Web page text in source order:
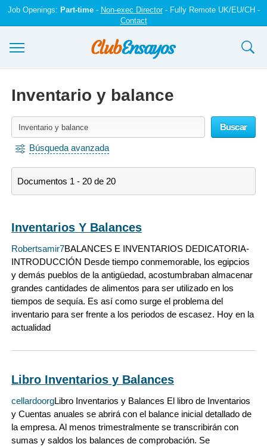
Job Openings: Part-time- Non-exec Director- Fully Remote UK/EU/CH -
Contact
Iniciar sesión
Inventario y balance
Buscar
Búsqueda avanzada
Documentos 1 - 20 de 20
Inventarios Y Balances
Robertsamir7BALANCES E INVENTARIOS DEDICATORIA-
INTRODUCCIÓN Desde tiempo conmemorable, los egipcios
y demás pueblos de la antigüedad, acostumbraban almacenar
grandes cantidades de alimentos para ser utilizado en los
tiempos de sequía. Es así como surge el problema del
inventario para ser frente a los periodos de escasez. Hoy en la
actualidad
Libro Inventarios y Balances
cellardoorgLibro Inventarios y Balances El libro de Inventarios
y Cuentas anuales se abrirá con el balance inicial detallado de
la empresa. Al menos trimestralmente se transcribirán con
sumas y saldos los balances de comprobación. Se